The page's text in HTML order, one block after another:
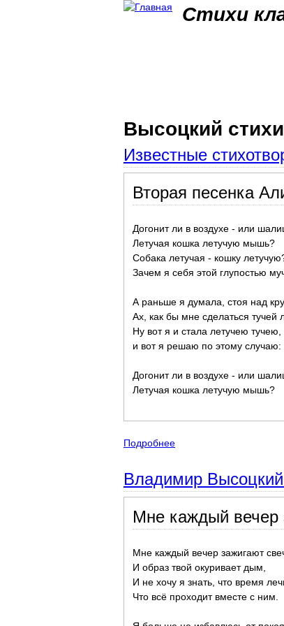
Стихи
Высоцкий
Известные
Вторая песенка
Догонит ли в воздухе - или
Летучая кошка летучую мышь?
Собака летучая - кошку
Зачем я себя этой глупостью
А раньше я думала, стоя над
Ах, как бы мне сделаться тучей
Ну вот я и стала летучею тучею,
и вот я решаю по этому случаю:
Догонит ли в воздухе - или
Летучая кошка летучую мышь?
Подробнее
Владимир
Мне каждый вечер
Мне каждый вечер зажигают
И образ твой окуривает дым,
И не хочу я знать, что время
Что всё проходит вместе с ним.